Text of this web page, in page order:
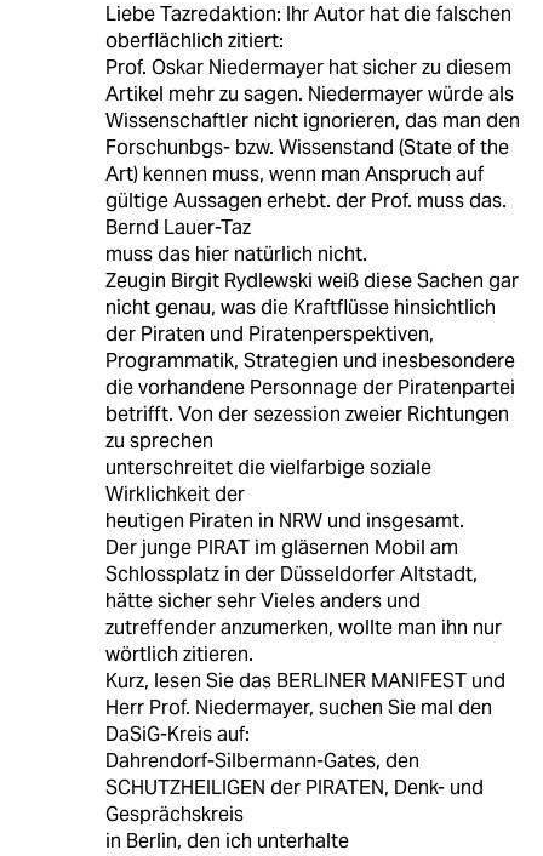
Liebe Tazredaktion: Ihr Autor hat die falschen
oberflächlich zitiert:
Prof. Oskar Niedermayer hat sicher zu diesem
Artikel mehr zu sagen. Niedermayer würde als
Wissenschaftler nicht ignorieren, das man den
Forschunbgs- bzw. Wissenstand (State of the
Art) kennen muss, wenn man Anspruch auf
gültige Aussagen erhebt. der Prof. muss das.
Bernd Lauer-Taz
muss das hier natürlich nicht.
Zeugin Birgit Rydlewski weiß diese Sachen gar
nicht genau, was die Kraftflüsse hinsichtlich
der Piraten und Piratenperspektiven,
Programmatik, Strategien und inesbesondere
die vorhandene Personnage der Piratenpartei
betrifft. Von der sezession zweier Richtungen
zu sprechen
unterschreitet die vielfarbige soziale
Wirklichkeit der
heutigen Piraten in NRW und insgesamt.
Der junge PIRAT im gläsernen Mobil am
Schlossplatz in der Düsseldorfer Altstadt,
hätte sicher sehr Vieles anders und
zutreffender anzumerken, wollte man ihn nur
wörtlich zitieren.
Kurz, lesen Sie das BERLINER MANIFEST und
Herr Prof. Niedermayer, suchen Sie mal den
DaSiG-Kreis auf:
Dahrendorf-Silbermann-Gates, den
SCHUTZHEILIGEN der PIRATEN, Denk- und
Gesprächskreis
in Berlin, den ich unterhalte